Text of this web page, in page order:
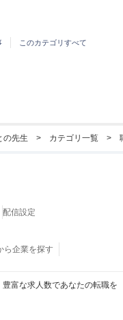
このカテゴリすべて
の先生 カテゴリ一覧
富な求人数であなたの転職を
配信設定
ら企業を探す